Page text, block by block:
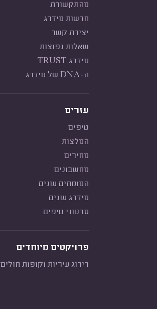
מהתקשורת
חדשות מידרג
יצירת קשר
שאלות נפוצות
מידרג TRUST
ה-DNA של מידרג
עזרים
טיפים
המלצות
מחירים
מחשבונים
המומחים עונים
מידרג עונים
סרטוני טיפים
פרויקטים מיוחדים
דירוג עיריות וקופות חולים